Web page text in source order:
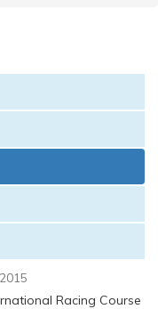
Racing Course